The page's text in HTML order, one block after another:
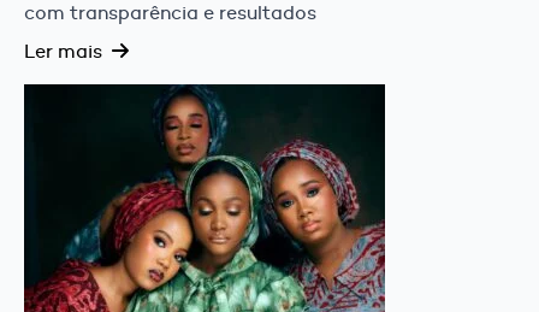
com transparência e resultados
Ler mais